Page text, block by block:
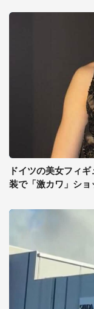
ドイツの美女フィ
装で「激カワ」シ